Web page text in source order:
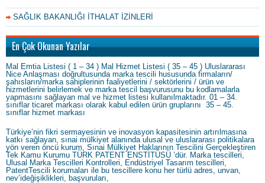
SAĞLIK BAKANLIĞI İTHALAT İZİNLERİ
En Çok Okunan Yazılar
Mal Emtia Listesi ( 1 – 34 ) Mal Hizmet Listesi ( 35 – 45 ) Uluslararası
Nice Anlaşması doğrultusunda marka tescili hususunda firmaların/
şahısların/marka sahiplerinin faaliyetlerini / sektörlerini / ürün ve
hizmetlerini belirlemek ve marka tescil başvurusunu bu kodlamalarla
yapmasını sağlayan mal ve hizmet listesi kullanılmaktadır. 01 – 34.
sınıflar ticaret markası olarak kabul edilen ürün gruplarını 35 – 45.
sınıflar hizmet markası
Türkiye’nin fikri sermayesinin ve inovasyon kapasitesinin artırılmasına
katkı sağlayan, sınai mülkiyet alanında ulusal ve uluslararası politikalara
yön veren öncü kurum, Sınai Mülkiyet Haklarının Tescilini Gerçekleştiren
Tek Kamu Kurumu TÜRK PATENT ENSTİTÜSÜ ’dür. Marka tescilleri,
Ulusal Marka Tescilleri Kontrolleri, Endüstriyel Tasarım tescilleri,
PatentTescili korumaları ile bu tescillere konu her türlü adres, unvan,
nev’ideğişiklikleri, başvuruları,